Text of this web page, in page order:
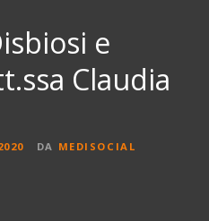
e
Claudia
DA MEDISOCIAL